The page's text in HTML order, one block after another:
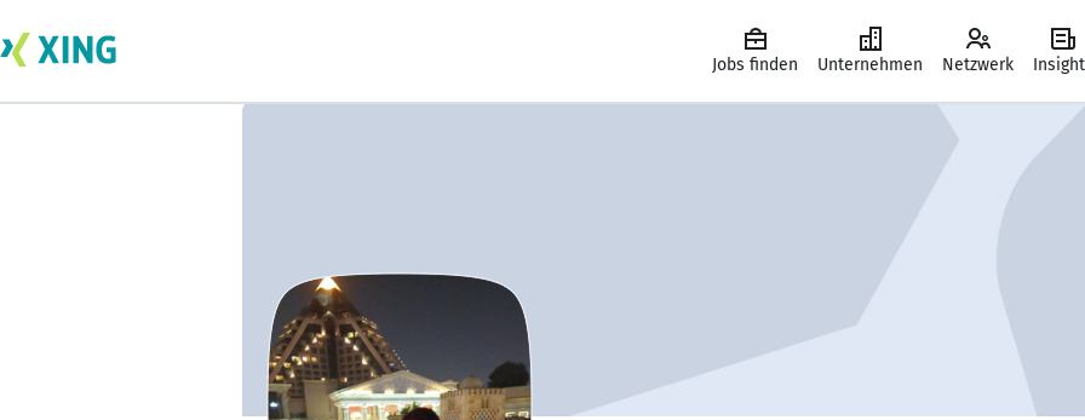
Jobs finden Unternehmen Netzwerk